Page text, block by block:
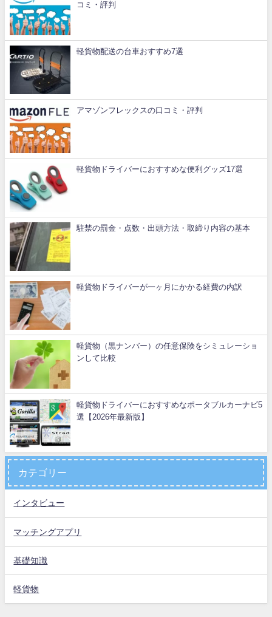
コミ・評判
軽貨物配送の台車おすすめ7選
アマゾンフレックスの口コミ・評判
軽貨物ドライバーにおすすめな便利グッズ17選
駐禁の罰金・点数・出頭方法・取締り内容の基本
軽貨物ドライバーが一ヶ月にかかる経費の内訳
軽貨物（黒ナンバー）の任意保険をシミュレーショ
ンして比較
軽貨物ドライバーにおすすめなポータブルカーナビ5
選【2026年最新版】
カテゴリー
インタビュー
マッチングアプリ
基礎知識
軽貨物